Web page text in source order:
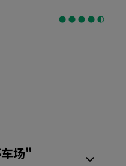
场"